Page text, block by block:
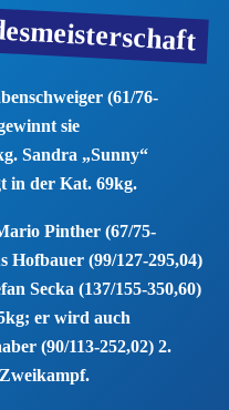
(61/76-
sie
Sandra „Sunny“
in der Kat. 69kg.
Pinther (67/75-
Hofbauer (99/127-295,04)
Secka (137/155-350,60)
er wird auch
(90/113-252,02) 2.